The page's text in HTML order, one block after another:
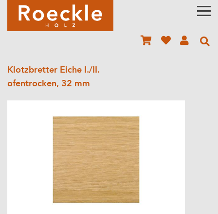
Klotzbretter Eiche I./II.
ofentrocken, 32 mm